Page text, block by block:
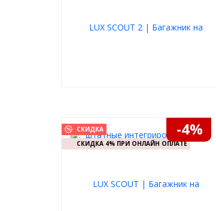
СКИДКА
СКИДКА 4% ПРИ ОНЛАЙН ОПЛАТЕ
-4%